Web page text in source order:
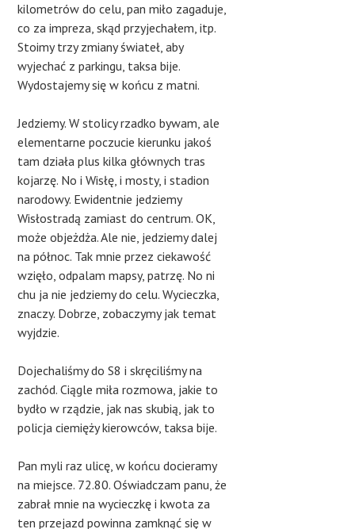
kilometrów do celu, pan miło zagaduje,
co za impreza, skąd przyjechałem, itp.
Stoimy trzy zmiany świateł, aby
wyjechać z parkingu, taksa bije.
Wydostajemy się w końcu z matni.
Jedziemy. W stolicy rzadko bywam, ale
elementarne poczucie kierunku jakoś
tam działa plus kilka głównych tras
kojarzę. No i Wisłę, i mosty, i stadion
narodowy. Ewidentnie jedziemy
Wisłostradą zamiast do centrum. OK,
może objeżdża. Ale nie, jedziemy dalej
na północ. Tak mnie przez ciekawość
wzięło, odpalam mapsy, patrzę. No ni
chu ja nie jedziemy do celu. Wycieczka,
znaczy. Dobrze, zobaczymy jak temat
wyjdzie.
Dojechaliśmy do S8 i skręciliśmy na
zachód. Ciągle miła rozmowa, jakie to
bydło w rządzie, jak nas skubią, jak to
policja ciemięży kierowców, taksa bije.
Pan myli raz ulicę, w końcu docieramy
na miejsce. 72.80. Oświadczam panu, że
zabrał mnie na wycieczkę i kwota za
ten przejazd powinna zamknąć się w